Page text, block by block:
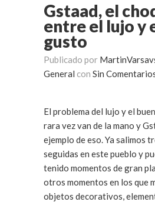
Gstaad, el
entre el lujo y
gusto
Publicado por
General con Sin
El problema del lujo y el
rara vez van de la mano y
ejemplo de eso. Ya salimos tres noches
seguidas en este pueblo y
tenido momentos de gran
otros momentos en los que
objetos decorativos,